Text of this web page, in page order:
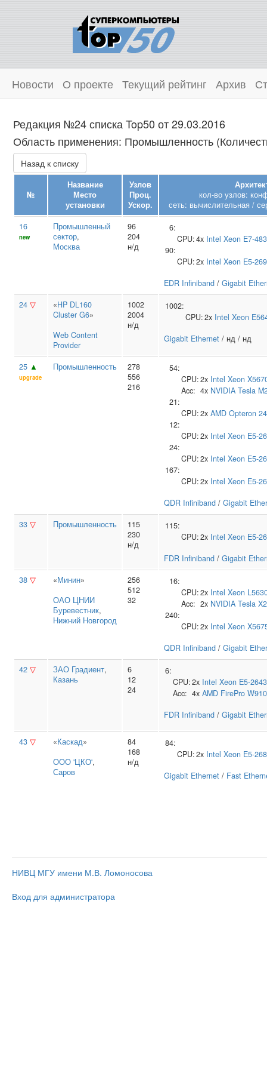
Новости О проекте Текущий рейтинг Архив
Редакция №24 списка Top50 от 29.03.2016
Область применения: Промышленность
Назад к списку
№
Название
Место
установки
Узлов
Проц.
Ускор.
кол-во узлов:
сеть: вычислительная /
16
new
Промышленный
сектор,
Москва
96
204
н/д
6:
CPU:4x Intel Xeon E7-
90:
CPU:2x Intel Xeon E5-
EDR Infiniband / Gigabit
24 ▽ «HP DL160
Cluster G6»
Web Content
Provider
1002
2004
н/д
1002:
CPU:2x Intel Xeon
Gigabit Ethernet / нд / нд
25 ▲
upgrade
Промышленность
278
556
216
54:
CPU:2x Intel Xeon
Acc: 4x NVIDIA Tesla
21:
CPU:2x AMD Opteron
12:
CPU:2x Intel Xeon E5-
24:
CPU:2x Intel Xeon E5-
167:
CPU:2x Intel Xeon E5-
QDR Infiniband / Gigabit
33 ▽ Промышленность
115
230
н/д
115:
CPU:2x Intel Xeon E5-
FDR Infiniband / Gigabit
38 ▽ «Минин»
ОАО ЦНИИ
Буревестник,
Нижний Новгород
256
512
32
16:
CPU:2x Intel Xeon
Acc: 2x NVIDIA Tesla
240:
CPU:2x Intel Xeon
QDR Infiniband / Gigabit
42 ▽ ЗАО Градиент,
Казань
6
12
24
6:
CPU:2x Intel Xeon E5-
Acc: 4x AMD FirePro
FDR Infiniband / Gigabit
43 ▽ «Каскад»
ООО 'ЦКО',
Саров
84
168
н/д
84:
CPU:2x Intel Xeon E5-
Gigabit Ethernet / Fast
НИВЦ МГУ имени М.В. Ломоносова
Вход для администратора